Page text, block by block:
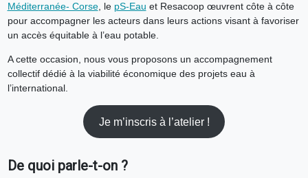
Méditerranée- Corse, le pS-Eau et Resacoop œuvrent côte à côte
pour accompagner les acteurs dans leurs actions visant à favoriser
un accès équitable à l’eau potable.
A cette occasion, nous vous proposons un accompagnement
collectif dédié à la viabilité économique des projets eau à
l’international.
Je m’inscris à l’atelier !
De quoi parle-t-on ?